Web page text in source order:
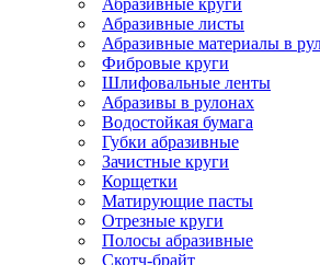
Абразивные круги
Абразивные листы
Абразивные материалы в
Фибровые круги
Шлифовальные ленты
Абразивы в рулонах
Водостойкая бумага
Губки абразивные
Зачистные круги
Корщетки
Матирующие пасты
Отрезные круги
Полосы абразивные
Скотч-брайт